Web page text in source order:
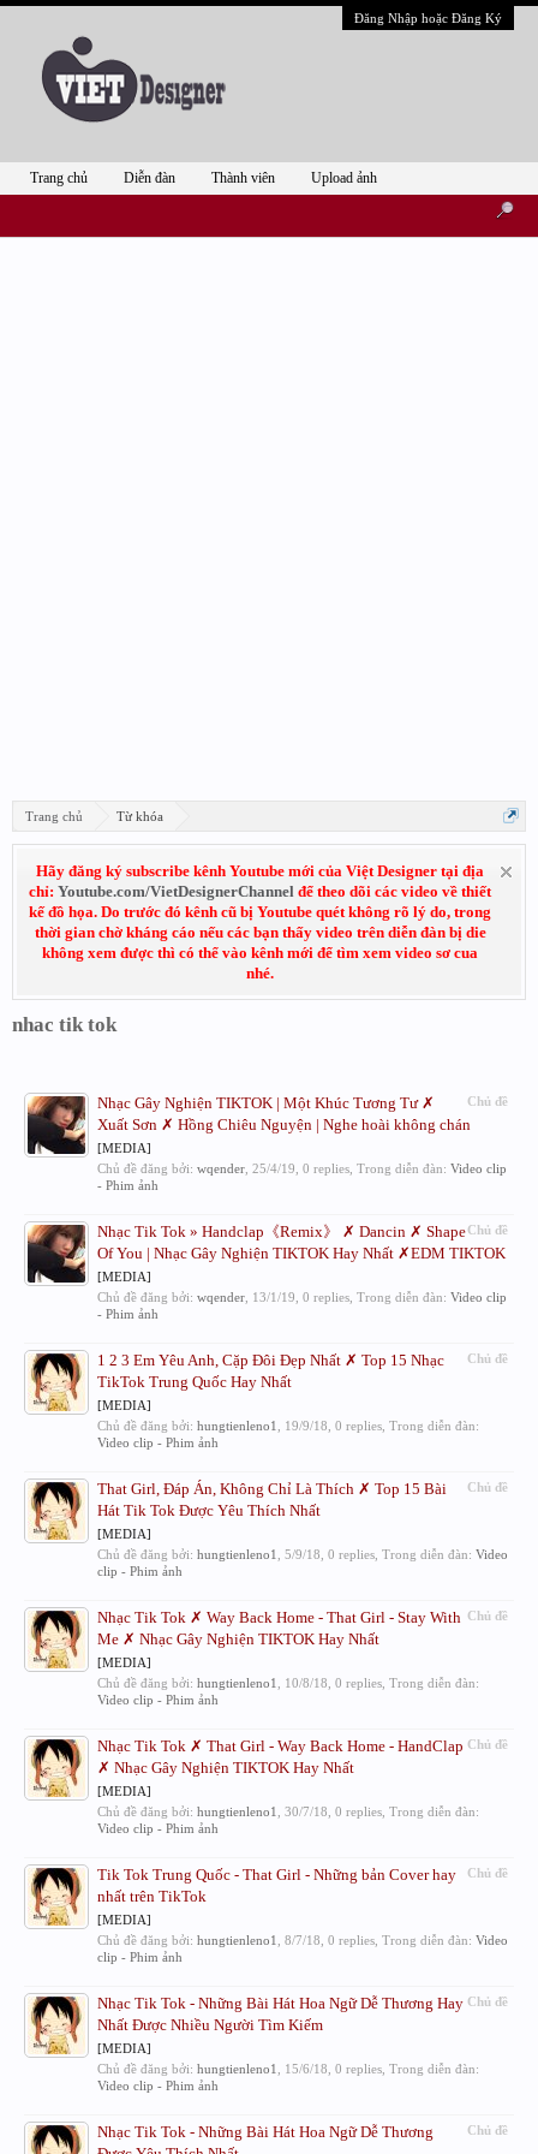
Đăng Nhập hoặc Đăng Ký
Trang chủ Từ khóa
Hãy đăng ký subscribe kênh Youtube mới của Việt Designer tại địa
chỉ: Youtube.com/VietDesignerChannel để theo dõi các video về thiết
kế đồ họa. Do trước đó kênh cũ bị Youtube quét không rõ lý do, trong
thời gian chờ kháng cáo nếu các bạn thấy video trên diễn đàn bị die
không xem được thì có thể vào kênh mới để tìm xem video sơ cua
nhé.
nhac tik tok
Chủ đề
Nhạc Gây Nghiện TIKTOK | Một Khúc Tương Tư ✗
Xuất Sơn ✗ Hồng Chiêu Nguyện | Nghe hoài không chán
[MEDIA]
Chủ đề đăng bởi: wqender 25/4/19 , 0 replies, Trong diễn đàn: Video clip
- Phim ảnh
Chủ đề
Nhạc Tik Tok » Handclap《Remix》 ✗ Dancin ✗ Shape
Of You | Nhạc Gây Nghiện TIKTOK Hay Nhất ✗EDM TIKTOK
[MEDIA]
Chủ đề đăng bởi: wqender 13/1/19 , 0 replies, Trong diễn đàn: Video clip
- Phim ảnh
Chủ đề
1 2 3 Em Yêu Anh, Cặp Đôi Đẹp Nhất ✗ Top 15 Nhạc
TikTok Trung Quốc Hay Nhất
[MEDIA]
Chủ đề đăng bởi: hungtienleno1 19/9/18 , 0 replies, Trong diễn đàn:
Video clip - Phim ảnh
Chủ đề
That Girl, Đáp Án, Không Chỉ Là Thích ✗ Top 15 Bài
Hát Tik Tok Được Yêu Thích Nhất
[MEDIA]
Chủ đề đăng bởi: hungtienleno1 5/9/18 , 0 replies, Trong diễn đàn: Video
clip - Phim ảnh
Chủ đề
Nhạc Tik Tok ✗ Way Back Home - That Girl - Stay With
Me ✗ Nhạc Gây Nghiện TIKTOK Hay Nhất
[MEDIA]
Chủ đề đăng bởi: hungtienleno1 10/8/18 , 0 replies, Trong diễn đàn:
Video clip - Phim ảnh
Chủ đề
Nhạc Tik Tok ✗ That Girl - Way Back Home - HandClap
✗ Nhạc Gây Nghiện TIKTOK Hay Nhất
[MEDIA]
Chủ đề đăng bởi: hungtienleno1 30/7/18 , 0 replies, Trong diễn đàn:
Video clip - Phim ảnh
Chủ đề
Tik Tok Trung Quốc - That Girl - Những bản Cover hay
nhất trên TikTok
[MEDIA]
Chủ đề đăng bởi: hungtienleno1 8/7/18 , 0 replies, Trong diễn đàn: Video
clip - Phim ảnh
Chủ đề
Nhạc Tik Tok - Những Bài Hát Hoa Ngữ Dễ Thương Hay
Nhất Được Nhiều Người Tìm Kiếm
[MEDIA]
Chủ đề đăng bởi: hungtienleno1 15/6/18 , 0 replies, Trong diễn đàn:
Video clip - Phim ảnh
Chủ đề
Nhạc Tik Tok - Những Bài Hát Hoa Ngữ Dễ Thương
Trang chủ Diễn đàn Thành viên Upload ảnh